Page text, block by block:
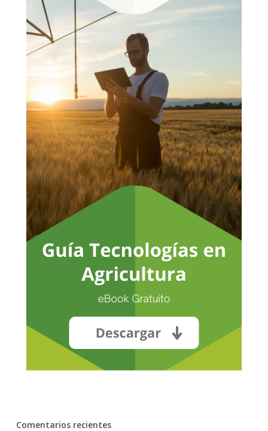
No hay productos en el carrito.
Comentarios recientes